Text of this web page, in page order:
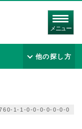
メニュー
他の探し方
1-1-0-0-0-0-0-0-0